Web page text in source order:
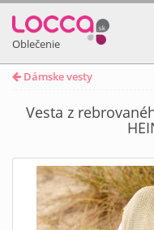
Oblečenie
Dámske vesty
Vesta z